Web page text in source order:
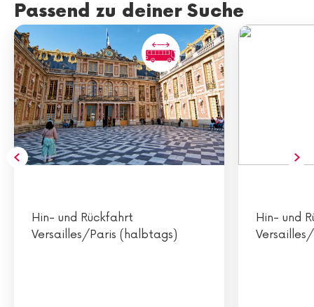
Passend zu deiner Suche
Hin- und Rückfahrt
Versailles/Paris (halbtags)
Hin- und